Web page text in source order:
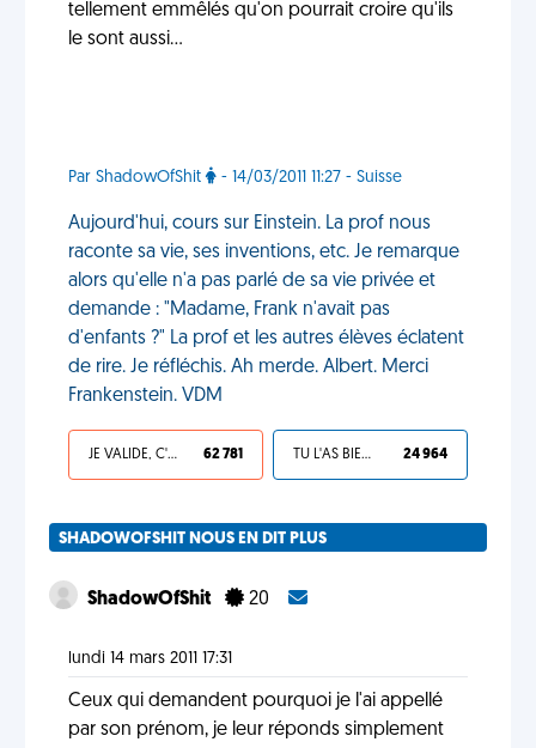
tellement emmêlés qu'on pourrait croire qu'ils
le sont aussi...
Par ShadowOfShit - 14/03/2011 11:27 - Suisse
Aujourd'hui, cours sur Einstein. La prof nous
raconte sa vie, ses inventions, etc. Je remarque
alors qu'elle n'a pas parlé de sa vie privée et
demande : "Madame, Frank n'avait pas
d'enfants ?" La prof et les autres élèves éclatent
de rire. Je réfléchis. Ah merde. Albert. Merci
Frankenstein. VDM
JE VALIDE, C'EST UNE VDM 62 781 TU L'AS BIEN MÉRITÉ 24 964
SHADOWOFSHIT NOUS EN DIT PLUS
ShadowOfShit 20
lundi 14 mars 2011 17:31
Ceux qui demandent pourquoi je l'ai appellé
par son prénom, je leur réponds simplement